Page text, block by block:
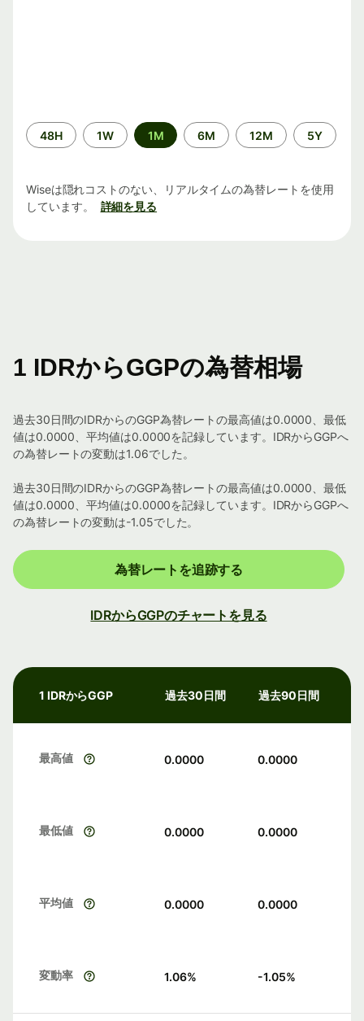
期
間
48H 1W 1M 6M 12M 5Y
Wiseは隠れコストのない、リアルタイムの為替レートを使用
しています。
詳細を見る
1 IDRからGGPの為替相場
過去30日間のIDRからのGGP為替レートの最高値は0.0000、最低
値は0.0000、平均値は0.0000を記録しています。IDRからGGPへ
の為替レートの変動は1.06でした。
過去30日間のIDRからのGGP為替レートの最高値は0.0000、最低
値は0.0000、平均値は0.0000を記録しています。IDRからGGPへ
の為替レートの変動は-1.05でした。
為替レートを追跡する
IDRからGGPのチャートを見る
1 IDRからGGP 過去30日間 過去90日間
最高値 0.0000 0.0000
最低値 0.0000 0.0000
平均値 0.0000 0.0000
変動率 1.06% -1.05%